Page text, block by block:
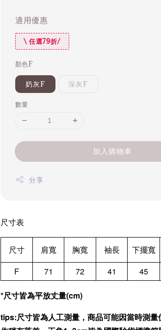
適用優惠
\ 任選79折/
顏色F
奶灰F 深灰F
數量
加入購物車
分享
尺寸表
尺寸 肩寬 胸寬 袖長 下擺寬
F 71 72 41 45
*尺寸皆為平放丈量(cm)
tips:尺寸皆為人工測量，商品可能因當時測量